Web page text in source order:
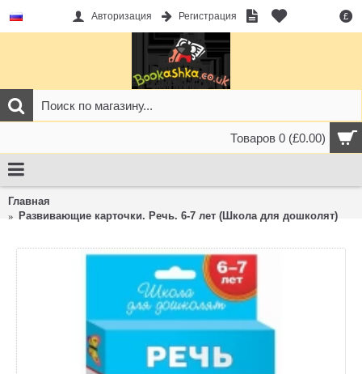
£
Авторизация Регистрация
Товаров 0 (£0.00)
Главная
Развивающие карточки. Речь. 6-7 лет (Школа для дошколят)